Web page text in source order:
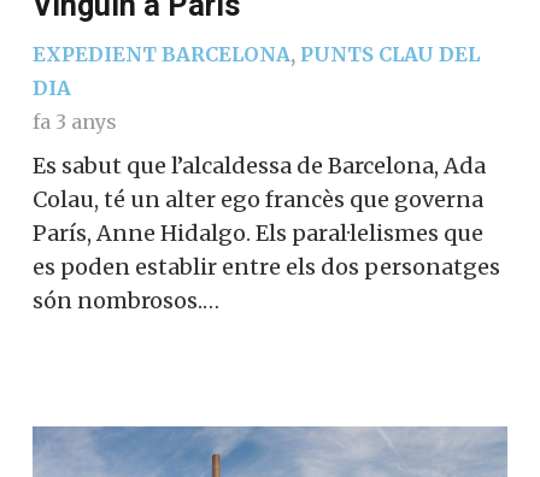
EXPEDIENT BARCELONA, PUNTS CLAU DEL
DIA
fa 3 anys
Es sabut que l’alcaldessa de Barcelona, Ada
Colau, té un alter ego francès que governa
París, Anne Hidalgo. Els paral·lelismes que
es poden establir entre els dos personatges
són nombrosos.…